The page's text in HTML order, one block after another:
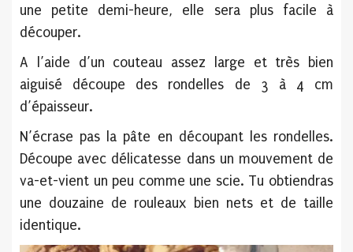
une petite demi-heure, elle sera plus facile à
découper.
A l’aide d’un couteau assez large et très bien
aiguisé découpe des rondelles de 3 à 4 cm
d’épaisseur.
N’écrase pas la pâte en découpant les rondelles.
Découpe avec délicatesse dans un mouvement de
va-et-vient un peu comme une scie. Tu obtiendras
une douzaine de rouleaux bien nets et de taille
identique.